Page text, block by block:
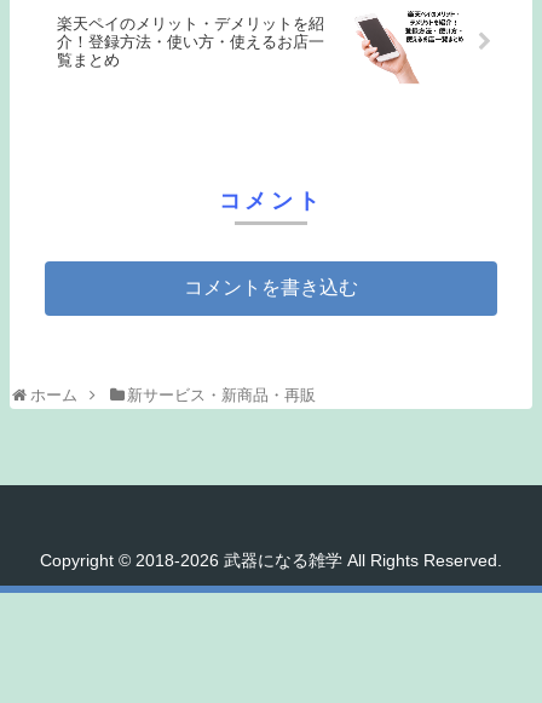
楽天ペイのメリット・デメリットを紹
介！登録方法・使い方・使えるお店一
覧まとめ
コメント
コメントを書き込む
ホーム 新サービス・新商品・再販
Copyright © 2018-2026 武器になる雑学 All Rights Reserved.